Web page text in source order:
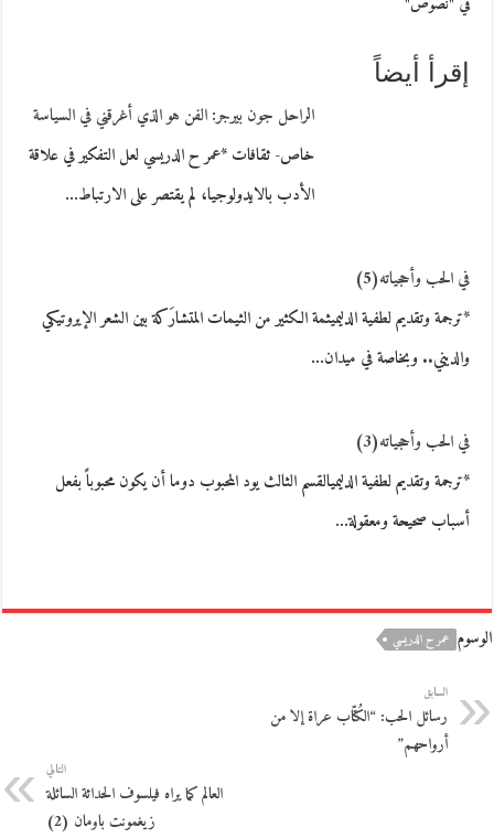
إقرأ أيضاً
الراحل جون بيرجر: الفن هو الذي أغرقني في السياسة
خاص- ثقافات *عمر ح الدريسي لعل التفكير في علاقة
الأدب بالايدولوجيا، لم يقتصر على الارتباط…
في الحب وأحجياته(5)
*ترجمة وتقديم لطفية الدليميثمة الكثير من الثيمات المتشارَكة بين الشعر الإيروتيكي
والديني.. وبخاصة في ميدان…
في الحب وأحجياته(3)
*ترجمة وتقديم لطفية الدليميالقسم الثالث يود المحبوب دوما أن يكون محبوباً بفعل
أسباب صحيحة ومعقولة…
الوسوم عمر ح الدريسي
السابق
رسائل الحب: “الكُتّاب عراة إلا من
أرواحهم”
التالي
العالم كما يراه فيلسوف الحداثة السائلة
زيغمونت باومان (2)